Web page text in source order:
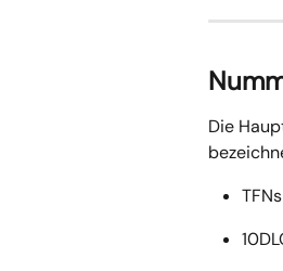
Die